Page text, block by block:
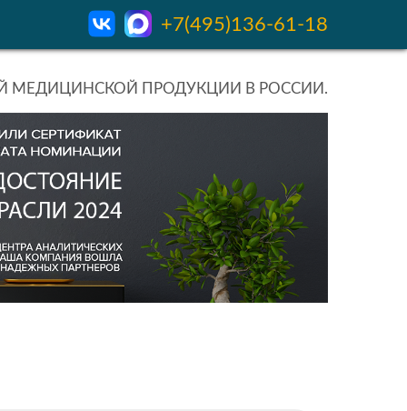
+7(495)136-61-18
МЕДИЦИНСКОЙ ПРОДУКЦИИ В РОССИИ.